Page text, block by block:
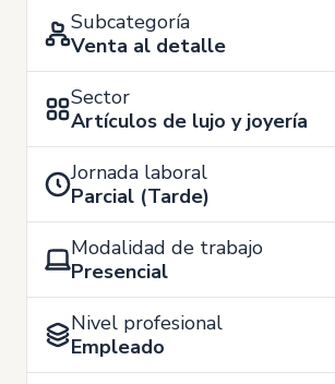
Subcategoría
Venta al detalle
Sector
Artículos de lujo y joyería
Jornada laboral
Parcial (Tarde)
Modalidad de trabajo
Presencial
Nivel profesional
Empleado